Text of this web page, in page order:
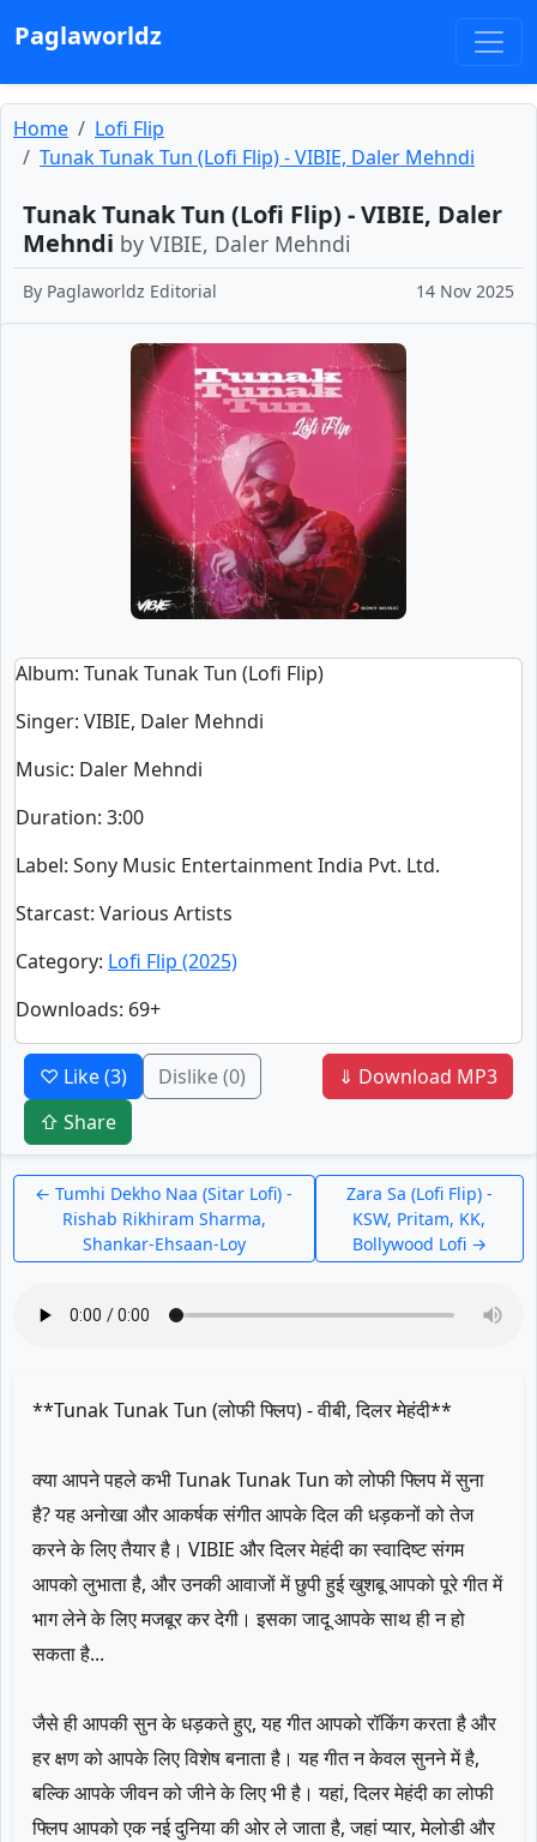
Paglaworldz
Home
Lofi Flip
Tunak Tunak Tun (Lofi Flip) - VIBIE, Daler Mehndi
Tunak Tunak Tun (Lofi Flip) - VIBIE, Daler
Mehndi by VIBIE, Daler Mehndi
By Paglaworldz Editorial 14 Nov 2025
Album: Tunak Tunak Tun (Lofi Flip)
Singer: VIBIE, Daler Mehndi
Music: Daler Mehndi
Duration: 3:00
Label: Sony Music Entertainment India Pvt. Ltd.
Starcast: Various Artists
Category: Lofi Flip (2025)
Downloads: 69+
♡ Like(3) Dislike(0)
⇓ Download MP3
⇧ Share
← Tumhi Dekho Naa (Sitar Lofi) -
Rishab Rikhiram Sharma,
Shankar-Ehsaan-Loy
Zara Sa (Lofi Flip) -
KSW, Pritam, KK,
Bollywood Lofi →
**Tunak Tunak Tun (लोफी फ्लिप) - वीबी, दिलर मेहंदी**
क्या आपने पहले कभी Tunak Tunak Tun को लोफी फ्लिप में सुना
है? यह अनोखा और आकर्षक संगीत आपके दिल की धड़कनों को तेज
करने के लिए तैयार है। VIBIE और दिलर मेहंदी का स्वादिष्ट संगम
आपको लुभाता है, और उनकी आवाजों में छुपी हुई खुशबू आपको पूरे गीत में
भाग लेने के लिए मजबूर कर देगी। इसका जादू आपके साथ ही न हो
सकता है...
जैसे ही आपकी सुन के धड़कते हुए, यह गीत आपको रॉकिंग करता है और
हर क्षण को आपके लिए विशेष बनाता है। यह गीत न केवल सुनने में है,
बल्कि आपके जीवन को जीने के लिए भी है। यहां, दिलर मेहंदी का लोफी
फ्लिप आपको एक नई दुनिया की ओर ले जाता है, जहां प्यार, मेलोडी और